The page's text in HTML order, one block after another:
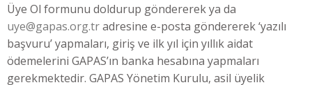
Üye Ol formunu doldurup göndererek ya da
uye@gapas.org.tradresine e-posta göndererek ‘yazılı
başvuru’ yapmaları, giriş ve ilk yıl için yıllık aidat
ödemelerini GAPAS’ın banka hesabına yapmaları
gerekmektedir. GAPAS Yönetim Kurulu, asil üyelik